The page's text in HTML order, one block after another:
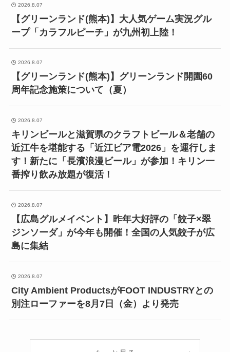
2026.8.07
【グリーンランド(熊本)】大人気ゲーム実況グル
ープ「カラフルピーチ」が九州初上陸！
2026.8.07
【グリーンランド(熊本)】グリーンランド開園60
周年記念施策について（夏）
2026.8.07
キリンビールと滋賀県のクラフトビール＆老舗の
近江牛を堪能する「近江ビア電2026」を運行しま
す！新たに「長濱浪漫ビール」が参加！キリン一
番搾り飲み放題が復活！
2026.8.07
【広島グルメイベント】昨年大好評の「餃子×翠
ジンソーダ」が今年も開催！全国の人気餃子が広
島に集結
2026.8.07
City Ambient ProductsがFOOT INDUSTRYとの
別注ローファーを8月7日（金）より発売